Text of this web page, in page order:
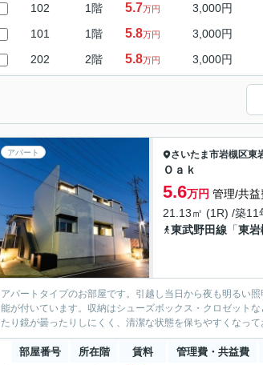
102 1階 5.7万円 3,000円
101 1階 5.8万円 3,000円
202 2階 5.8万円 3,000円
アパート さいたま市岩槻区東
Ｏａｋ
5.6万円 管理/共
21.13㎡ (1R) /築11
東武野田線 「東岩
アパートタイプのお部屋です。引越し当日から夜も明るい
能が付いています。収納はシューズボックス・クロゼット
たり鏡が曇ったりしにくく、清潔な状態を保ちやすくなっ
部屋番号 所在階 賃料 管理費・共益費